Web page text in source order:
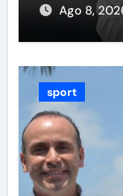
Ago 8,
sport